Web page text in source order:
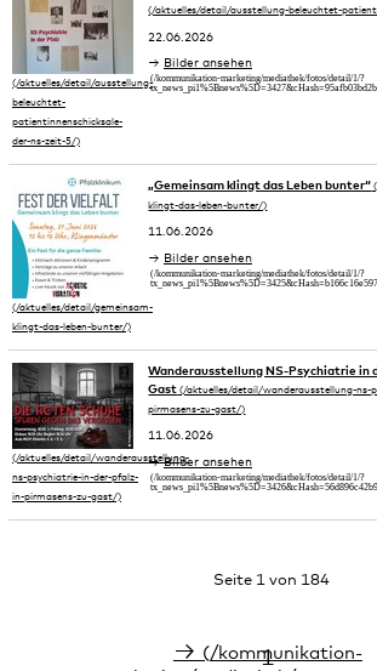
22.06.2026
Bilder ansehen
„Gemeinsam klingt das Leben bunter“
11.06.2026
Bilder ansehen
Wanderausstellung NS-Psychiatrie in
Gast
11.06.2026
Bilder ansehen
Seite 1 von 184
1
→